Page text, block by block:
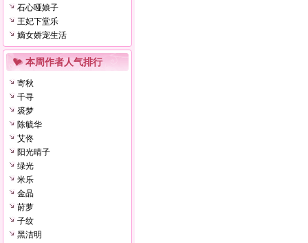
石心哑娘子
王妃下堂乐
嫡女娇宠生活
本周作者人气排行
寄秋
千寻
裘梦
陈毓华
艾佟
阳光晴子
绿光
米乐
金晶
莳萝
子纹
黑洁明